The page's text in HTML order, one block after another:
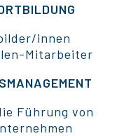
innen
Mitarbeiter
Führung von